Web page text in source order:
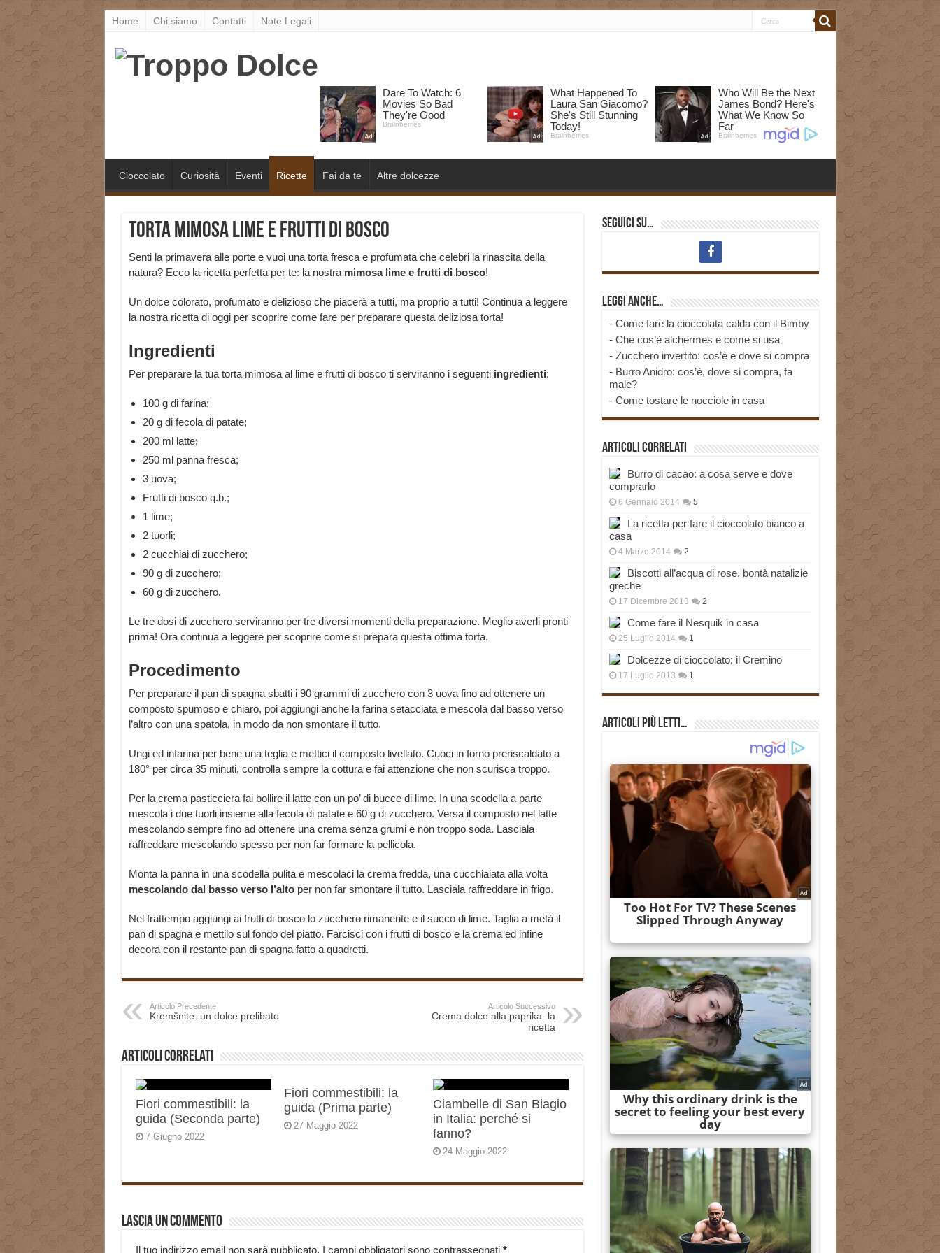
Home Chi siamo Contatti Note Legali
Cioccolato Curiosità Eventi Ricette Fai da te Altre dolcezze
Torta mimosa lime e frutti di bosco
Senti la primavera alle porte e vuoi una torta fresca e profumata che celebri la rinascita della
natura? Ecco la ricetta perfetta per te: la nostra mimosa lime e frutti di bosco!
Un dolce colorato, profumato e delizioso che piacerà a tutti, ma proprio a tutti! Continua a leggere
la nostra ricetta di oggi per scoprire come fare per preparare questa deliziosa torta!
Ingredienti
Per preparare la tua torta mimosa al lime e frutti di bosco ti serviranno i seguenti ingredienti:
100 g di farina;
20 g di fecola di patate;
200 ml latte;
250 ml panna fresca;
3 uova;
Frutti di bosco q.b.;
1 lime;
2 tuorli;
2 cucchiai di zucchero;
90 g di zucchero;
60 g di zucchero.
Le tre dosi di zucchero serviranno per tre diversi momenti della preparazione. Meglio averli pronti
prima! Ora continua a leggere per scoprire come si prepara questa ottima torta.
Procedimento
Per preparare il pan di spagna sbatti i 90 grammi di zucchero con 3 uova fino ad ottenere un
composto spumoso e chiaro, poi aggiungi anche la farina setacciata e mescola dal basso verso
l’altro con una spatola, in modo da non smontare il tutto.
Ungi ed infarina per bene una teglia e mettici il composto livellato. Cuoci in forno preriscaldato a
180° per circa 35 minuti, controlla sempre la cottura e fai attenzione che non scurisca troppo.
Per la crema pasticciera fai bollire il latte con un po’ di bucce di lime. In una scodella a parte
mescola i due tuorli insieme alla fecola di patate e 60 g di zucchero. Versa il composto nel latte
mescolando sempre fino ad ottenere una crema senza grumi e non troppo soda. Lasciala
raffreddare mescolando spesso per non far formare la pellicola.
Monta la panna in una scodella pulita e mescolaci la crema fredda, una cucchiaiata alla volta
mescolando dal basso verso l’altoper non far smontare il tutto. Lasciala raffreddare in frigo.
Nel frattempo aggiungi ai frutti di bosco lo zucchero rimanente e il succo di lime. Taglia a metà il
pan di spagna e mettilo sul fondo del piatto. Farcisci con i frutti di bosco e la crema ed infine
decora con il restante pan di spagna fatto a quadretti.
Articolo Precedente
Kremšnite: un dolce prelibato
Articolo Successivo
Crema dolce alla paprika: la
ricetta
Articoli correlati
Fiori commestibili: la
guida (Seconda parte)
7 Giugno 2022
Fiori commestibili: la
guida (Prima parte)
27 Maggio 2022
Ciambelle di San Biagio
in Italia: perché si
fanno?
24 Maggio 2022
Lascia un commento
Il tuo indirizzo email non sarà pubblicato. I campi obbligatori sono contrassegnati *
Seguici su…
Leggi anche…
- Come fare la cioccolata calda con il Bimby
- Che cos’è alchermes e come si usa
- Zucchero invertito: cos’è e dove si compra
- Burro Anidro: cos’è, dove si compra, fa
male?
- Come tostare le nocciole in casa
Articoli correlati
Burro di cacao: a cosa serve e dove
comprarlo
6 Gennaio 2014 5
La ricetta per fare il cioccolato bianco a
casa
4 Marzo 2014 2
Biscotti all’acqua di rose, bontà natalizie
greche
17 Dicembre 2013 2
Come fare il Nesquik in casa
25 Luglio 2014 1
Dolcezze di cioccolato: il Cremino
17 Luglio 2013 1
Articoli più Letti…